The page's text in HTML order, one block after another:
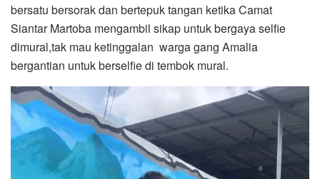
bersatu bersorak dan bertepuk tangan ketika Camat
Siantar Martoba mengambil sikap untuk bergaya selfie
dimural,tak mau ketinggalan warga gang Amalia
bergantian untuk berselfie di tembok mural.